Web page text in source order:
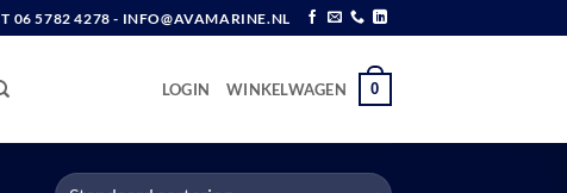
T 06 5782 4278 - INFO@AVAMARINE.NL
LOGIN WINKELWAGEN 0